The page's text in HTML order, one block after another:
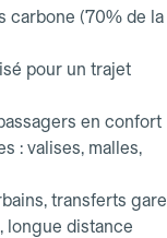
carbone (70% de la
pour un trajet
en confort
: valises, malles,
transferts gare
longue distance